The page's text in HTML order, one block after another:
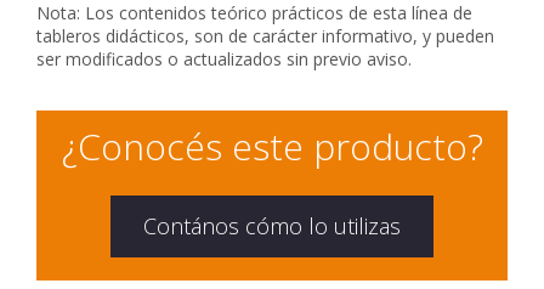
Nota: Los contenidos teórico prácticos de esta línea de
tableros didácticos, son de carácter informativo, y pueden
ser modificados o actualizados sin previo aviso.
¿Conocés este producto?
Contános cómo lo utilizas